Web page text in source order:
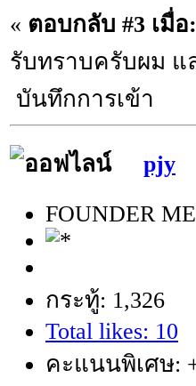
« ตอบกลับ #3 เมื่อ:
รับทราบครับผม
บันทึกการเข้า
pjy
FOUNDER
กระทู้: 1,326
Total likes: 10
คะแนนพิเศษ: